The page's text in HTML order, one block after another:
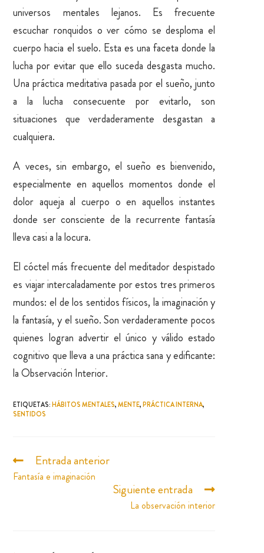
universos mentales lejanos. Es frecuente
escuchar ronquidos o ver cómo se desploma el
cuerpo hacia el suelo. Esta es una faceta donde la
lucha por evitar que ello suceda desgasta mucho.
Una práctica meditativa pasada por el sueño, junto
a la lucha consecuente por evitarlo, son
situaciones que verdaderamente desgastan a
cualquiera.
A veces, sin embargo, el sueño es bienvenido,
especialmente en aquellos momentos donde el
dolor aqueja al cuerpo o en aquellos instantes
donde ser consciente de la recurrente fantasía
lleva casi a la locura.
El cóctel más frecuente del meditador despistado
es viajar intercaladamente por estos tres primeros
mundos: el de los sentidos físicos, la imaginación y
la fantasía, y el sueño. Son verdaderamente pocos
quienes logran advertir el único y válido estado
cognitivo que lleva a una práctica sana y edificante:
la Observación Interior.
ETIQUETAS:HÁBITOS MENTALES, MENTE, PRÁCTICA INTERNA,
SENTIDOS
Entrada anterior
Fantasía e imaginación
Siguiente entrada
La observación interior